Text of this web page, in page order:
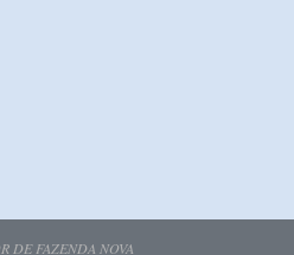
DE FAZENDA NOVA